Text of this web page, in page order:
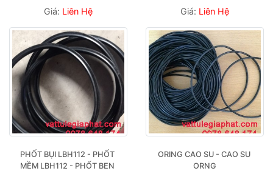
Giá: Liên Hệ Giá: Liên Hệ
PHỐT BỤI LBH112 - PHỐT
MỀM LBH112 - PHỐT BEN
ORING CAO SU - CAO SU
ORNG